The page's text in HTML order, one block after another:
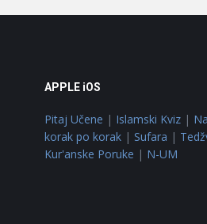
APPLE iOS
Pitaj Učene | Islamski Kviz |
korak po korak | Sufara |
Kur'anske Poruke | N-UM